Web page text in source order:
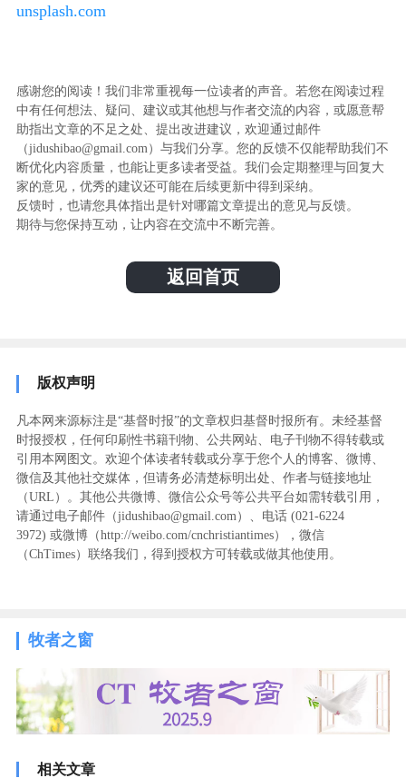
unsplash.com
感谢您的阅读！我们非常重视每一位读者的声音。若您在阅读过程
中有任何想法、疑问、建议或其他想与作者交流的内容，或愿意帮
助指出文章的不足之处、提出改进建议，欢迎通过邮件
（jidushibao@gmail.com）与我们分享。您的反馈不仅能帮助我们不
断优化内容质量，也能让更多读者受益。我们会定期整理与回复大
家的意见，优秀的建议还可能在后续更新中得到采纳。
反馈时，也请您具体指出是针对哪篇文章提出的意见与反馈。
期待与您保持互动，让内容在交流中不断完善。
返回首页
版权声明
凡本网来源标注是“基督时报”的文章权归基督时报所有。未经基督
时报授权，任何印刷性书籍刊物、公共网站、电子刊物不得转载或
引用本网图文。欢迎个体读者转载或分享于您个人的博客、微博、
微信及其他社交媒体，但请务必清楚标明出处、作者与链接地址
（URL）。其他公共微博、微信公众号等公共平台如需转载引用，
请通过电子邮件（jidushibao@gmail.com）、电话 (021-6224
3972) ‬或微博（http://weibo.com/cnchristiantimes），微信
（ChTimes）联络我们，得到授权方可转载或做其他使用。
牧者之窗
相关文章